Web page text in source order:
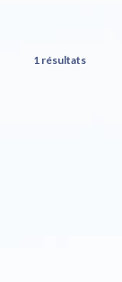
1 résultats